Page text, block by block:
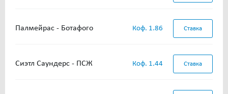
Палмейрас - Ботафого Коф. 1.86 Ставка
Сиэтл Саундерс - ПСЖ Коф. 1.44 Ставка